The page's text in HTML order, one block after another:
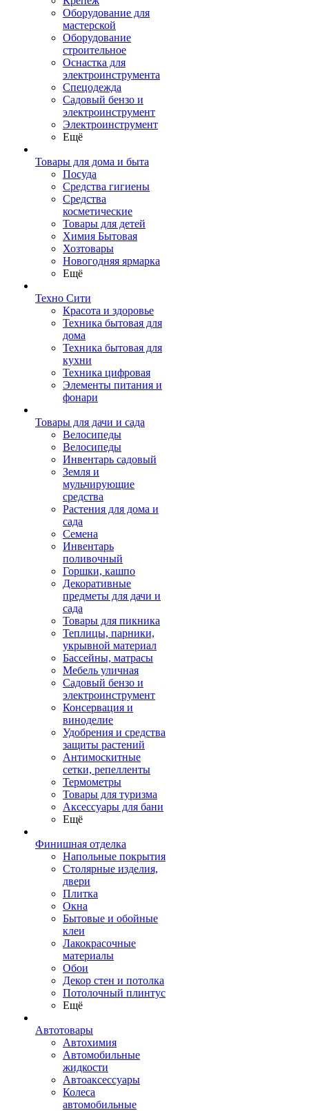
Оборудование для
мастерской
Оборудование
строительное
Оснастка для
электроинструмента
Спецодежда
Садовый бензо и
электроинструмент
Электроинструмент
Ещё
Товары для дома и быта
Посуда
Средства гигиены
Средства
косметические
Товары для детей
Химия Бытовая
Хозтовары
Новогодняя ярмарка
Ещё
Техно Сити
Красота и здоровье
Техника бытовая для
дома
Техника бытовая для
кухни
Техника цифровая
Элементы питания и
фонари
Товары для дачи и сада
Велосипеды
Велосипеды
Инвентарь садовый
Земля и
мульчирующие
средства
Растения для дома и
сада
Семена
Инвентарь
поливочный
Горшки, кашпо
Декоративные
предметы для дачи и
сада
Товары для пикника
Теплицы, парники,
укрывной материал
Бассейны, матрасы
Мебель уличная
Садовый бензо и
электроинструмент
Консервация и
виноделие
Удобрения и средства
защиты растений
Антимоскитные
сетки, репелленты
Термометры
Товары для туризма
Аксессуары для бани
Ещё
Финишная отделка
Напольные покрытия
Столярные изделия,
двери
Плитка
Окна
Бытовые и обойные
клеи
Лакокрасочные
материалы
Обои
Декор стен и потолка
Потолочный плинтус
Ещё
Автотовары
Автохимия
Автомобильные
жидкости
Автоаксессуары
Колеса
автомобильные